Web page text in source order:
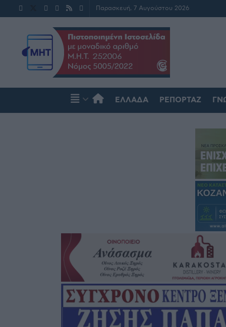
Παρασκευή, 7 Αυγούστου 2026
ΕΛΛΆΔΑ ΡΕΠΟΡΤΆΖ